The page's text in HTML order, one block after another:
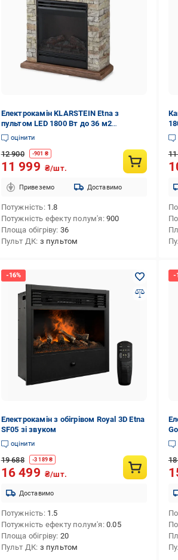
Електрокамін KLARSTEIN Etna з
пультом LED 1800 Вт до 36 м2
(10035042)
оцінити
12 900 -901 ₴
11 999 ₴/шт.
Привеземо Доставимо
Потужність 1.8
Потужність ефекту полум'я 900
Площа обігріву 36
Пульт ДК з пультом
Електрокамін з обігрівом Royal 3D Etna
SF05 зі звуком
оцінити
19 688 -3 189 ₴
16 499 ₴/шт.
Доставимо
Потужність 1.5
Потужність ефекту полум'я 0.05
Площа обігріву 20
Пульт ДК з пультом